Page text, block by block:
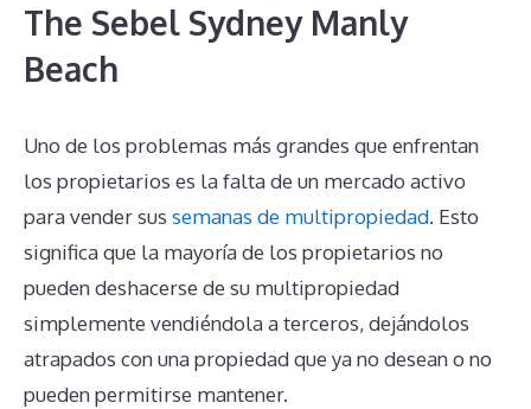
The Sebel Sydney Manly
Beach
Uno de los problemas más grandes que enfrentan
los propietarios es la falta de un mercado activo
para vender sus semanas de multipropiedad. Esto
significa que la mayoría de los propietarios no
pueden deshacerse de su multipropiedad
simplemente vendiéndola a terceros, dejándolos
atrapados con una propiedad que ya no desean o no
pueden permitirse mantener.